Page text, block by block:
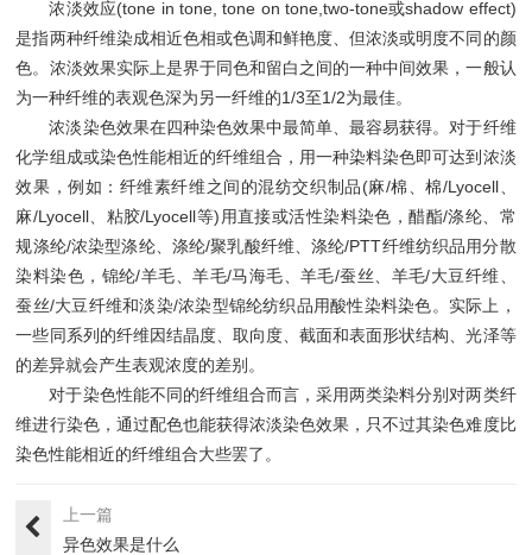
浓淡效应(tone in tone, tone on tone,two-tone或shadow effect)
是指两种纤维染成相近色相或色调和鲜艳度、但浓淡或明度不同的颜
色。浓淡效果实际上是界于同色和留白之间的一种中间效果，一般认
为一种纤维的表观色深为另一纤维的1/3至1/2为最佳。
浓淡染色效果在四种染色效果中最简单、最容易获得。对于纤维
化学组成或染色性能相近的纤维组合，用一种染料染色即可达到浓淡
效果，例如：纤维素纤维之间的混纺交织制品(麻/棉、棉/Lyocell、
麻/Lyocell、粘胶/Lyocell等)用直接或活性染料染色，醋酯/涤纶、常
规涤纶/浓染型涤纶、涤纶/聚乳酸纤维、涤纶/PTT纤维纺织品用分散
染料染色，锦纶/羊毛、羊毛/马海毛、羊毛/蚕丝、羊毛/大豆纤维、
蚕丝/大豆纤维和淡染/浓染型锦纶纺织品用酸性染料染色。实际上，
一些同系列的纤维因结晶度、取向度、截面和表面形状结构、光泽等
的差异就会产生表观浓度的差别。
对于染色性能不同的纤维组合而言，采用两类染料分别对两类纤
维进行染色，通过配色也能获得浓淡染色效果，只不过其染色难度比
染色性能相近的纤维组合大些罢了。
上一篇
异色效果是什么